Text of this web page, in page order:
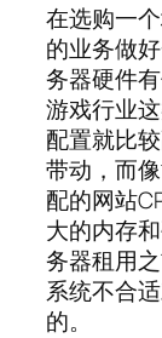
在选购一
的业务做
务器硬件
游戏行业
配置就比
带动，而
配的网站
大的内存
务器租用
系统不合
的。